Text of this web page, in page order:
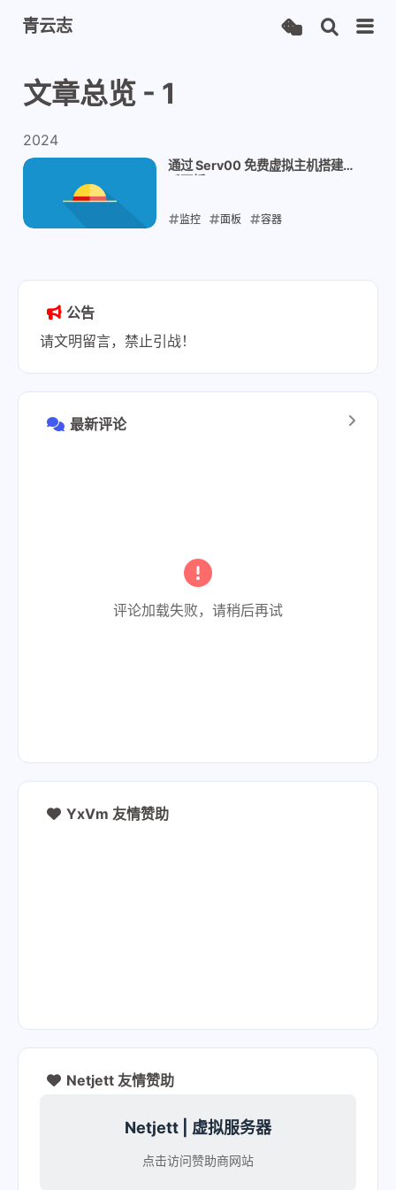
青云志
文章总览 - 1
2024
通过 Serv00 免费虚拟主机搭建哪
监控 面板 容器
公告
请文明留言，禁止引战！
最新评论
评论加载失败，请稍后再试
YxVm 友情赞助
Netjett 友情赞助
Netjett | 虚拟服务器
点击访问赞助商网站